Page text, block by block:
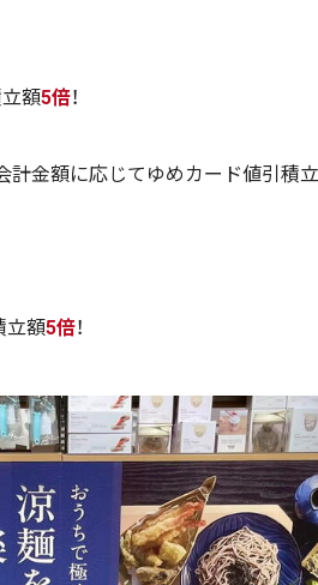
額5倍！
金額に応じてゆめカード値引積
立額5倍！